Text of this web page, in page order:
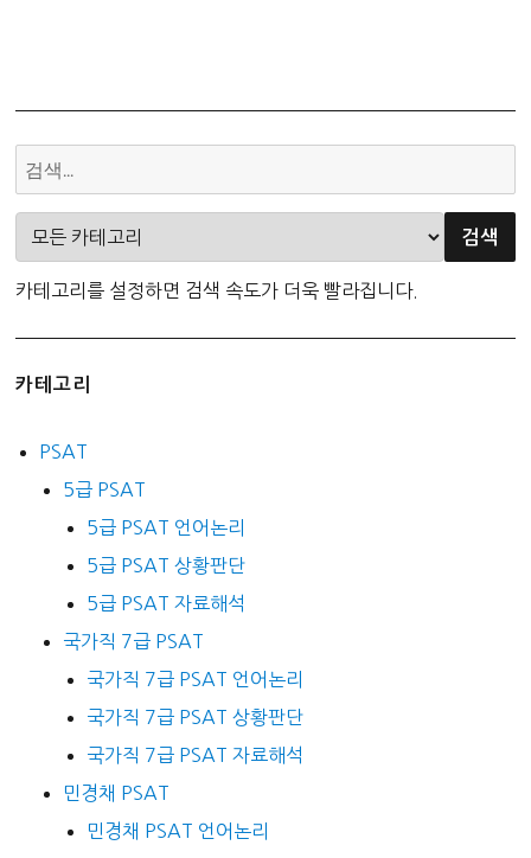
카테고리를 설정하면 검색 속도가 더욱 빨라집니다.
카테고리
PSAT
5급 PSAT
5급 PSAT 언어논리
5급 PSAT 상황판단
5급 PSAT 자료해석
국가직 7급 PSAT
국가직 7급 PSAT 언어논리
국가직 7급 PSAT 상황판단
국가직 7급 PSAT 자료해석
민경채 PSAT
민경채 PSAT 언어논리